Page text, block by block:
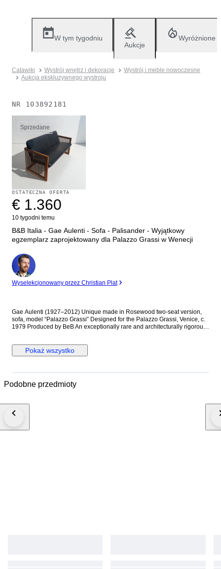
W tym tygodniu
Aukcje
Wyróżnione
Catawiki Wystrój wnętrz i dekoracje
Wystrój i meble nowoczesne
Aukcja ekskluzywnego wystroju
NR 103892181
Sprzedane
OSTATECZNA OFERTA
€ 1.360
10 tygodni temu
B&B Italia - Gae Aulenti - Sofa - Palisander - Wyjątkowy
egzemplarz zaprojektowany dla Palazzo Grassi w Wenecji
Ekspert
Wyselekcjonowany przez Christian Plat
Gae Aulenti (1927–2012) Unique made in Rosewood two-seat version,
sofa, model “Palazzo Grassi” Designed for the Palazzo Grassi, Venice, c.
1979 Produced by BeB An exceptionally rare and architecturally rigorous
historic interior. The structure is crafted in solid palisander (rosewood), its
severe rectilinear geometry softened by the rhythmic vertical slats forming
and Venetian architectural tradition. The generously proportioned seat
deliberate contrast between material warmth and formal austerity.
Pokaż wszystko
Podobne przedmioty